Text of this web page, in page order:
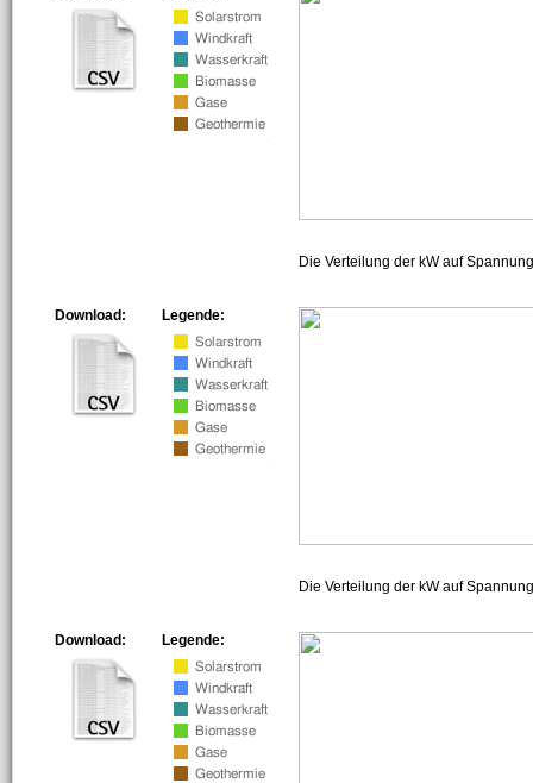
Die Verteilung der kW auf
Legende:
Download:
Die Verteilung der kW auf
Legende:
Download: